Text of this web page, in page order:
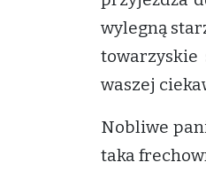
wylegną
towarzyskie
waszej
Nobliwe
taka